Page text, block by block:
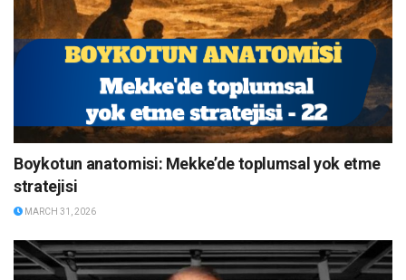
Boykotun anatomisi: Mekke’de toplumsal yok etme
stratejisi
MARCH 31, 2026